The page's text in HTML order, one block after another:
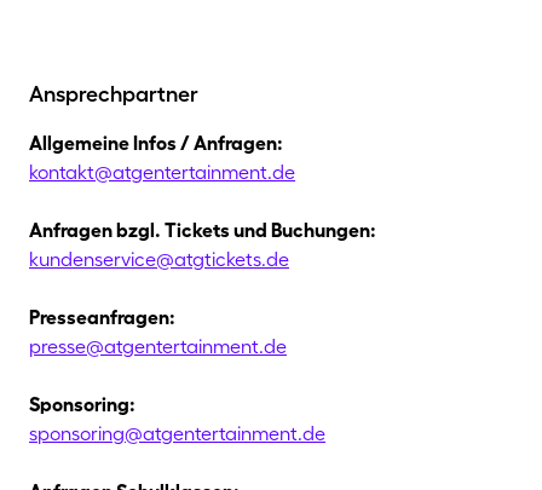
Ansprechpartner
Allgemeine Infos / Anfragen:
kontakt@​atgentertainment.de
Anfragen bzgl. Tickets und Buchungen:
kundenservice@​atgtickets.de
Presseanfragen:
presse@​atgentertainment.de
Sponsoring:
sponsoring@​atgentertainment.de